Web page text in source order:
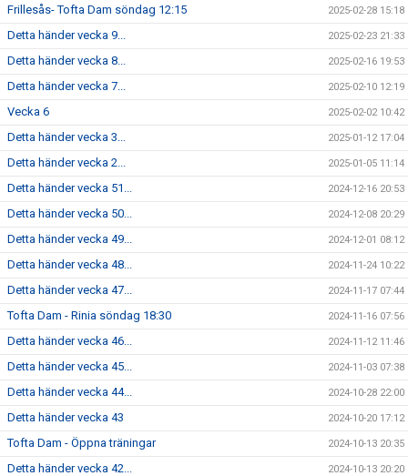
Frillesås- Tofta Dam söndag 12:15 2025-02-28 15:18
Detta händer vecka 9... 2025-02-23 21:33
Detta händer vecka 8... 2025-02-16 19:53
Detta händer vecka 7... 2025-02-10 12:19
Vecka 6 2025-02-02 10:42
Detta händer vecka 3... 2025-01-12 17:04
Detta händer vecka 2... 2025-01-05 11:14
Detta händer vecka 51... 2024-12-16 20:53
Detta händer vecka 50... 2024-12-08 20:29
Detta händer vecka 49... 2024-12-01 08:12
Detta händer vecka 48... 2024-11-24 10:22
Detta händer vecka 47... 2024-11-17 07:44
Tofta Dam - Rinia söndag 18:30 2024-11-16 07:56
Detta händer vecka 46... 2024-11-12 11:46
Detta händer vecka 45... 2024-11-03 07:38
Detta händer vecka 44... 2024-10-28 22:00
Detta händer vecka 43 2024-10-20 17:12
Tofta Dam - Öppna träningar 2024-10-13 20:35
Detta händer vecka 42... 2024-10-13 20:20